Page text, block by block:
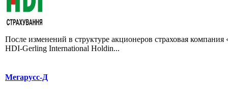
После изменений в структуре акционеров страховая
HDI-Gerling International Holdin...
Мегарусс-Д